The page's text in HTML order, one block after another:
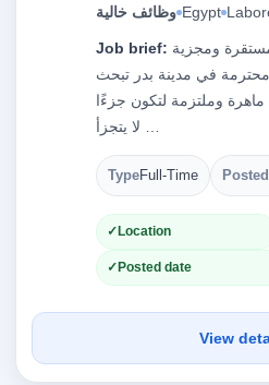
وظائف خالية Egypt
Job brief:
في مدينة بدر تبحث
وملتزمة لتكون جزءًا
TypeFull-Time Posted
Location
Posted date
View